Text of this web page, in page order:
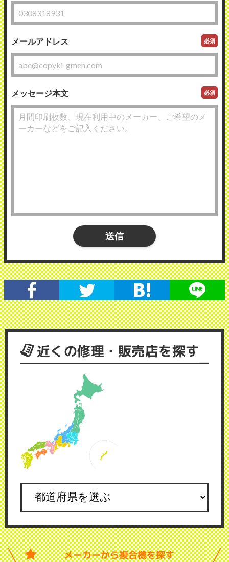
メールアドレス 必須
メッセージ本文 必須
近くの修理・販売店を探す
メーカーから複合機を探す